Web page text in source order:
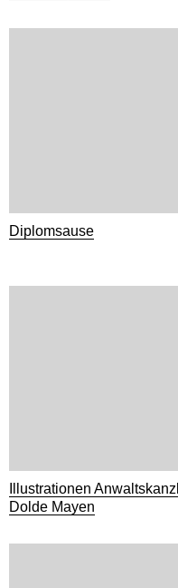
Diplomsause
Illustrationen
Dolde Mayen